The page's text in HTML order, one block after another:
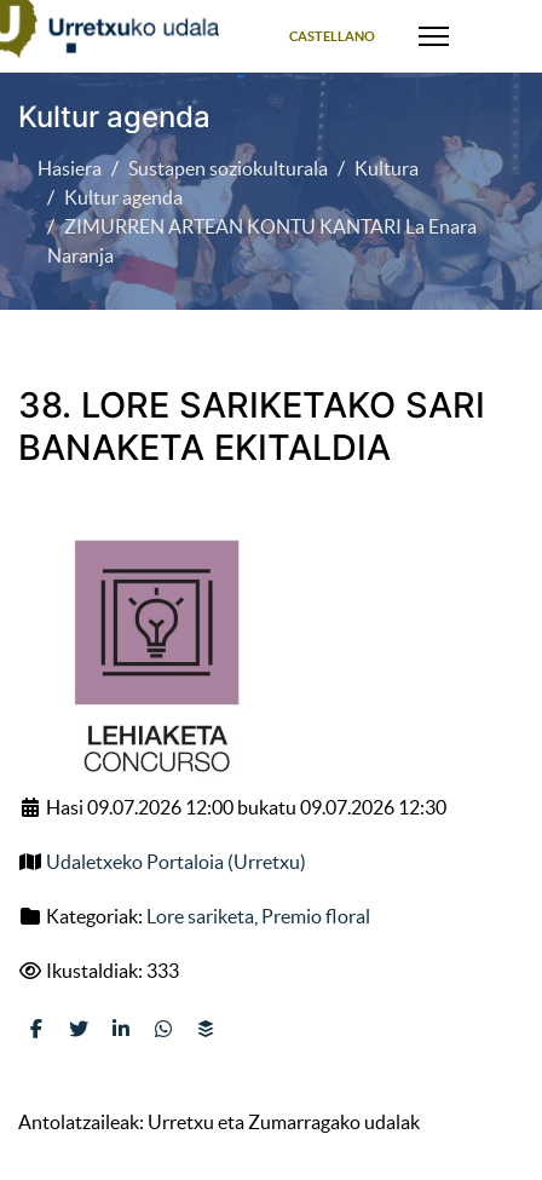
CASTELLANO
Kultur agenda
Hasiera Sustapen soziokulturala
Kultura
Kultur agenda
ZIMURREN ARTEAN KONTU KANTARI La Enara
Naranja
38. LORE SARIKETAKO SARI
BANAKETA EKITALDIA
Hasi 09.07.2026 12:00 bukatu 09.07.2026 12:30
Udaletxeko Portaloia (Urretxu)
Kategoriak: Lore sariketa Premio floral
Ikustaldiak: 333
Antolatzaileak: Urretxu eta Zumarragako udalak